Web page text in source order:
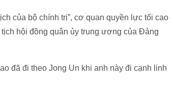
của bộ chính trị”, cơ quan quyền lực tối cao
hội đồng quân ủy trung ương của Đảng
đã đi theo Jong Un khi anh này đi cạnh linh